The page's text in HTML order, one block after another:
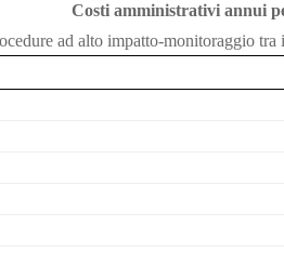
Costi amministrativi annui
ad alto impatto-monitoraggio tra